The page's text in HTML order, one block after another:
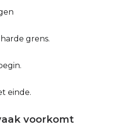
grens.
einde.
voorkomt